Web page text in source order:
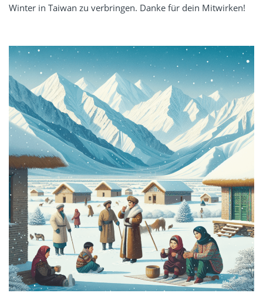
Winter in Taiwan zu verbringen. Danke für dein Mitwirken!